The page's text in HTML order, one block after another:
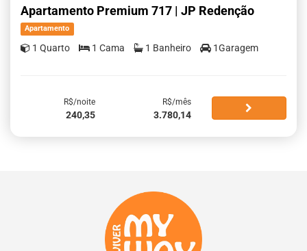
Apartamento Premium 717 | JP Redenção
Apartamento
1 Quarto 1 Cama 1 Banheiro 1Garagem
R$/noite
240,35
R$/mês
3.780,14